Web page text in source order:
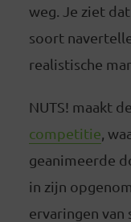
weg. Je ziet
soort
realistische
NUTS! maakt
competitie ,
geanimeerde
in zijn
ervaringen van